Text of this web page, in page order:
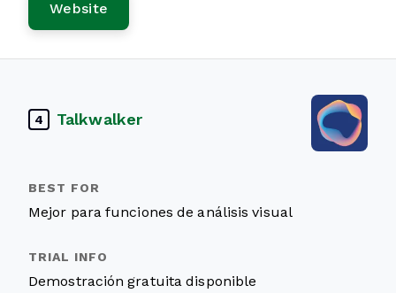
Website
4 Talkwalker
Mejor para funciones de análisis visual
Demostración gratuita disponible